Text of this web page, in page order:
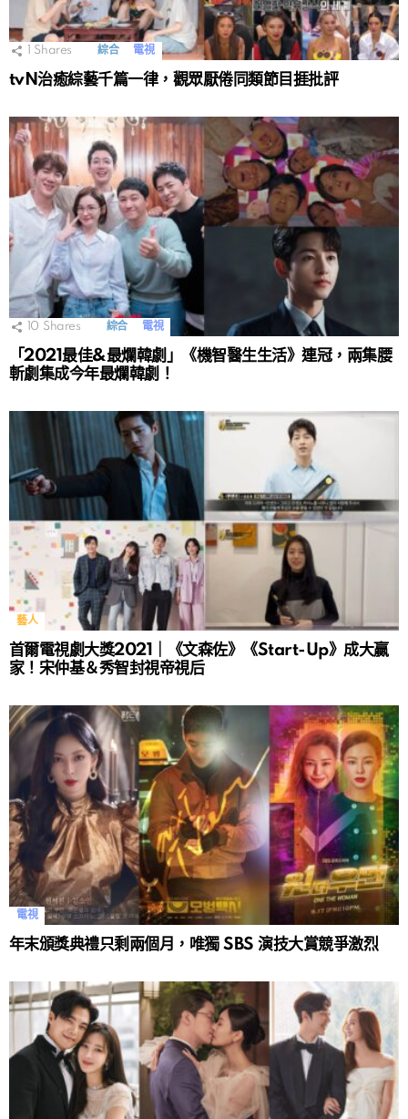
Shares 綜合 電視
tvN治癒綜藝千篇一律，觀眾厭倦同類節目捱批評
10 Shares 綜合 電視
「2021最佳&最爛韓劇」《機智醫生生活》連冠，兩集腰
斬劇集成今年最爛韓劇！
藝人
首爾電視劇大獎2021｜《文森佐》《Start-Up》成大贏
家！宋仲基＆秀智封視帝視后
電視
年末頒獎典禮只剩兩個月，唯獨 SBS 演技大賞競爭激烈